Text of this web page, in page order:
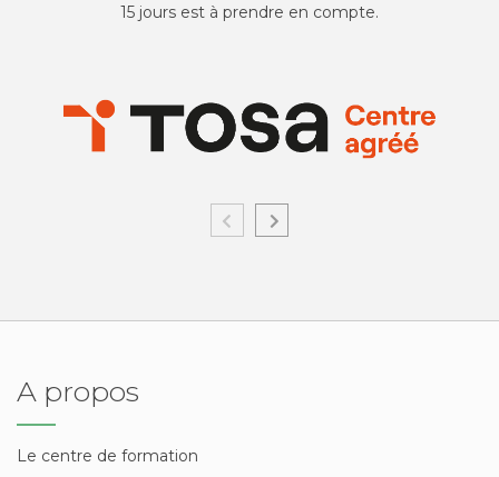
15 jours est à prendre en compte.
A propos
Le centre de formation